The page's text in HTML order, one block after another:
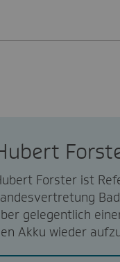
Forster ist
gelegentlich
Akku wieder